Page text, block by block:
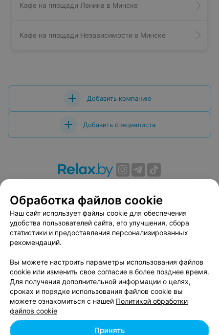
Кафе на площади Ленина в Минске
Кафе на площади Независимости в Минске
Добавить компанию
Добавить специалиста
Вакансии
Публичный договор
Способы оплаты
Публичный договор по использованию сервиса
«Афиша»
Пользовательское соглашение
Связаться по вопросам сотрудничества
Написать руководителю relax.by
Персональные настройки cookie
Обработка персональных данных
Обработка файлов cookie
Наш сайт использует файлы cookie для обеспечения
удобства пользователей сайта, его улучшения, сбора
статистики и предоставления персонализированных
рекомендаций.
Вы можете настроить параметры использования файлов
cookie или изменить свое согласие в более позднее время.
Для получения дополнительной информации о целях,
сроках и порядке использования файлов cookie вы
можете ознакомиться с нашей Политикой обработки
файлов cookie
Принять